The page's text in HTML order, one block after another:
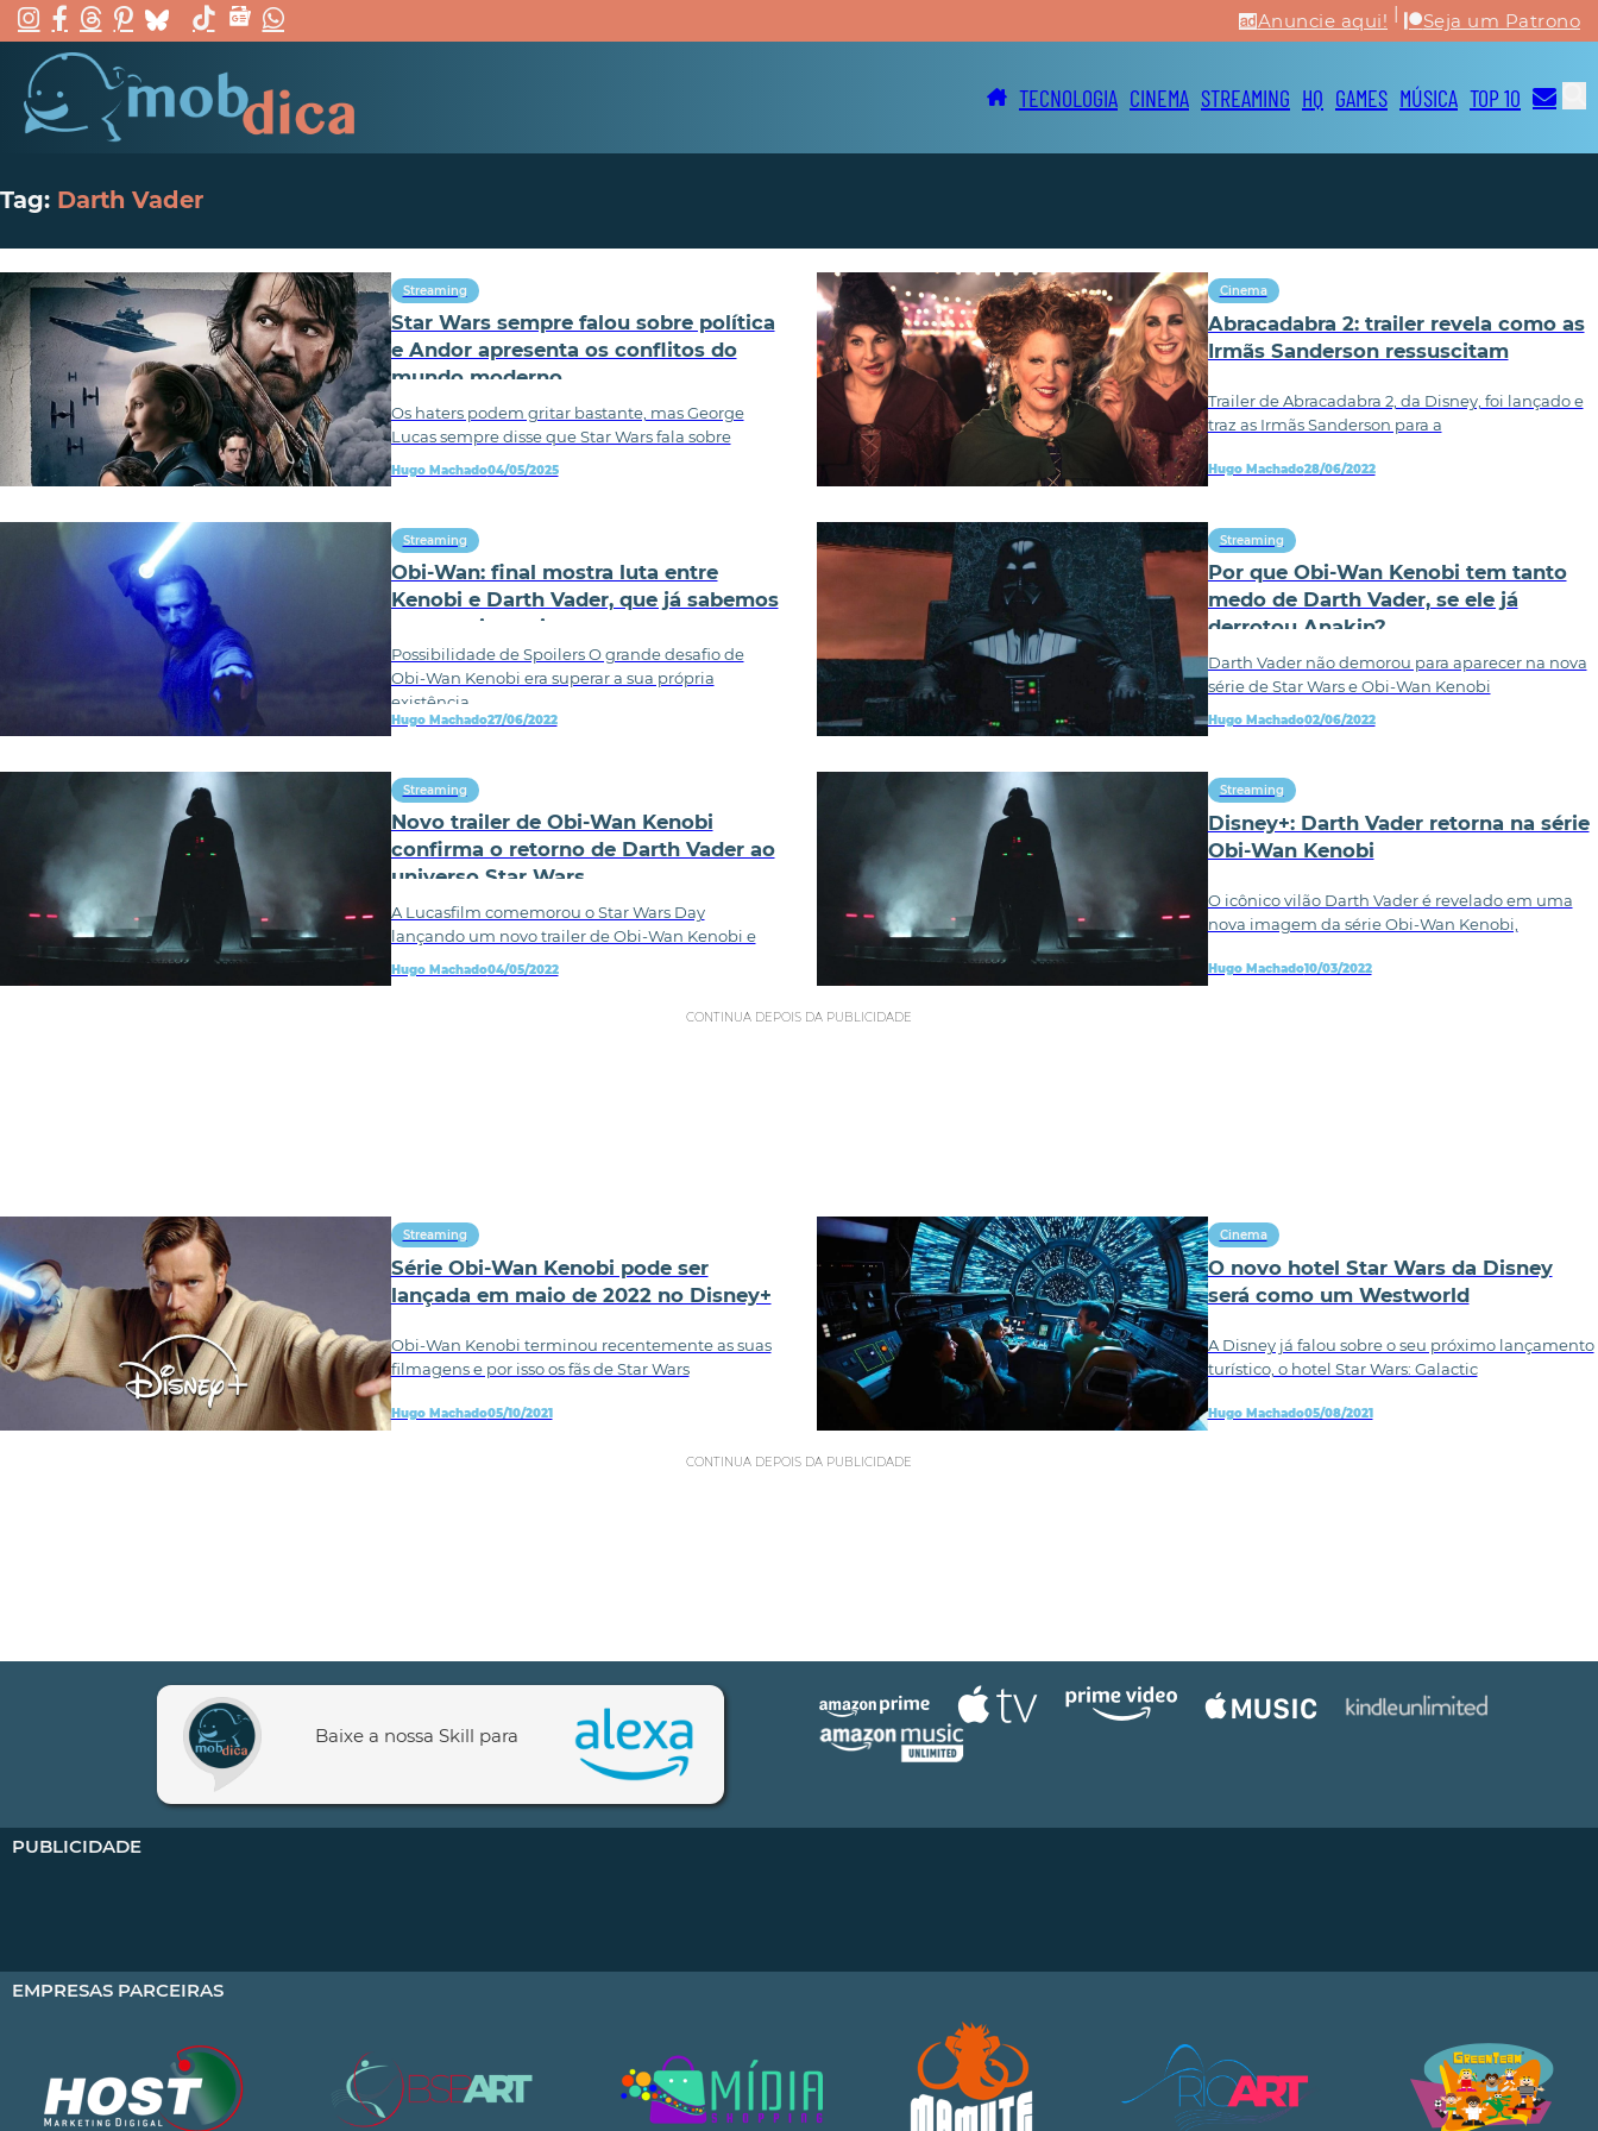
Anuncie aqui! | Seja um Patrono
TECNOLOGIA CINEMA STREAMING HQ GAMES MÚSICA TOP 10
Tag: Darth Vader
Streaming
Star Wars sempre falou sobre política
e Andor apresenta os conflitos do
mundo moderno
Os haters podem gritar bastante, mas George
Lucas sempre disse que Star Wars fala sobre
Hugo Machado04/05/2025
Cinema
Abracadabra 2: trailer revela como as
Irmãs Sanderson ressuscitam
Trailer de Abracadabra 2, da Disney, foi lançado e
traz as Irmãs Sanderson para a
Hugo Machado28/06/2022
Streaming
Obi-Wan: final mostra luta entre
Kenobi e Darth Vader, que já sabemos
como vai terminar
Possibilidade de Spoilers O grande desafio de
Obi-Wan Kenobi era superar a sua própria
existência
Hugo Machado27/06/2022
Streaming
Por que Obi-Wan Kenobi tem tanto
medo de Darth Vader, se ele já
derrotou Anakin?
Darth Vader não demorou para aparecer na nova
série de Star Wars e Obi-Wan Kenobi
Hugo Machado02/06/2022
Streaming
Novo trailer de Obi-Wan Kenobi
confirma o retorno de Darth Vader ao
universo Star Wars
A Lucasfilm comemorou o Star Wars Day
lançando um novo trailer de Obi-Wan Kenobi e
Hugo Machado04/05/2022
Streaming
Disney+: Darth Vader retorna na série
Obi-Wan Kenobi
O icônico vilão Darth Vader é revelado em uma
nova imagem da série Obi-Wan Kenobi,
Hugo Machado10/03/2022
CONTINUA DEPOIS DA PUBLICIDADE
Streaming
Série Obi-Wan Kenobi pode ser
lançada em maio de 2022 no Disney+
Obi-Wan Kenobi terminou recentemente as suas
filmagens e por isso os fãs de Star Wars
Hugo Machado05/10/2021
Cinema
O novo hotel Star Wars da Disney
será como um Westworld
A Disney já falou sobre o seu próximo lançamento
turístico, o hotel Star Wars: Galactic
Hugo Machado05/08/2021
CONTINUA DEPOIS DA PUBLICIDADE
Baixe a nossa Skill para
PUBLICIDADE
EMPRESAS PARCEIRAS